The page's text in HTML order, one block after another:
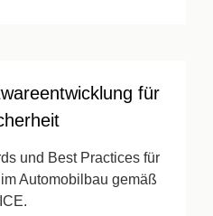
für
und Best Practices für
Automobilbau gemäß